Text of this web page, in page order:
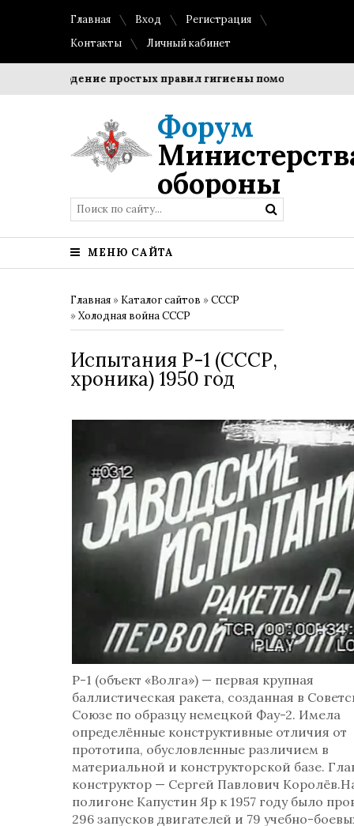
Главная Вход
Регистрация
Контакты
Личный кабинет
Соблюдение простых правил гигиены помогает
Форум
обороны
МЕНЮ САЙТА
Главная » Каталог сайтов »СССР
»Холодная война СССР
Испытания Р-1 (СССР,
хроника) 1950 год
Р-1 (объект «Волга») — первая крупная
баллистическая ракета, созданная в
Союзе по образцу немецкой Фау-2. Имела
определённые конструктивные отличия от
прототипа, обусловленные различием в
материальной и конструкторской базе.
конструктор — Сергей Павлович
полигоне Капустин Яр к 1957 году было
296 запусков двигателей и 79 учебно-